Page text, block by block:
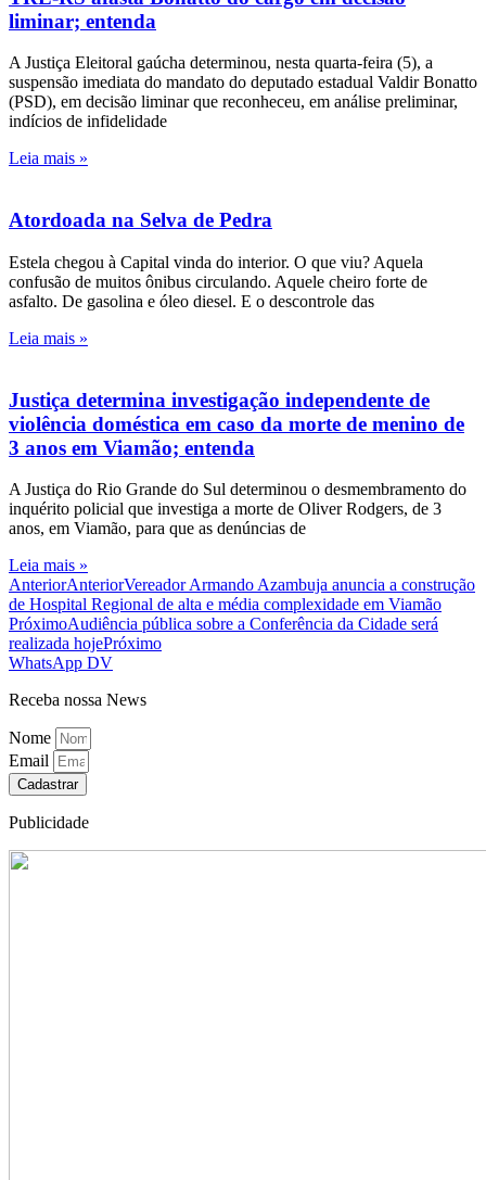
liminar; entenda
A Justiça Eleitoral gaúcha determinou, nesta quarta-feira (5), a
suspensão imediata do mandato do deputado estadual Valdir Bonatto
(PSD), em decisão liminar que reconheceu, em análise preliminar,
indícios de infidelidade
Leia mais »
Atordoada na Selva de Pedra
Estela chegou à Capital vinda do interior. O que viu? Aquela
confusão de muitos ônibus circulando. Aquele cheiro forte de
asfalto. De gasolina e óleo diesel. E o descontrole das
Leia mais »
Justiça determina investigação independente de
violência doméstica em caso da morte de menino de
3 anos em Viamão; entenda
A Justiça do Rio Grande do Sul determinou o desmembramento do
inquérito policial que investiga a morte de Oliver Rodgers, de 3
anos, em Viamão, para que as denúncias de
Leia mais »
AnteriorAnteriorVereador Armando Azambuja anuncia a construção
de Hospital Regional de alta e média complexidade em Viamão
PróximoAudiência pública sobre a Conferência da Cidade será
realizada hojePróximo
WhatsApp DV
Receba nossa News
Nome
Email
Cadastrar
Publicidade